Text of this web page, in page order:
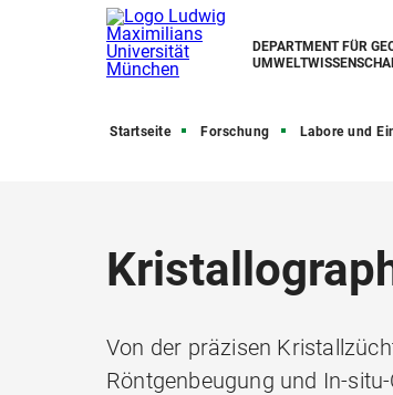
DEPARTMENT FÜR
Startseite Forschung Labore und
Von der präzisen
Röntgenbeugung und In-